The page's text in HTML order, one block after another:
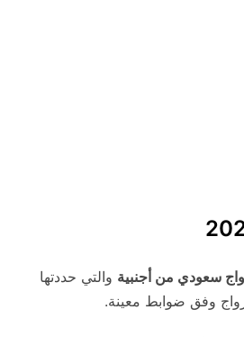
سعودي من أجنبية والتي حددتها
وفق ضوابط معينة.